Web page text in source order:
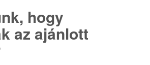
hogy
az ajánlott